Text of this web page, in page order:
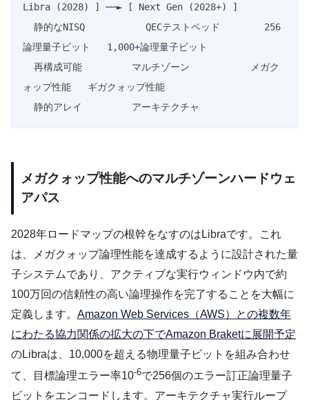
Libra (2028) ] ──► [ Next Gen (2028+) ]
論理量子ビット   1,000+論理量子ビット
ォップ性能   ギガクォップ性能
  静的アレイ         アーキテクチャ
メガクォップ性能へのマルチゾーンハードウェ
アパス
2028年ロードマップの根幹をなすのはLibraです。これ
は、メガクォップ論理性能を達成するように設計された量
子システムであり、アクティブな実行ウィンドウ内で約
100万回の信頼性の高い論理操作を完了することを大幅に
定義します。 Amazon Web Services（AWS）との複数年
にわたる協力関係の拡大の下でAmazon Braketに展開予定
のLibraは、10,000を超える物理量子ビットを組み合わせ
て、目標論理エラー率10-6で256個のエラー訂正論理量子
ビットをエンコードします。アーキテクチャ実行ループ